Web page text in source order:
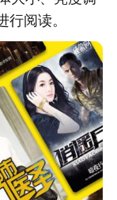
阅读。